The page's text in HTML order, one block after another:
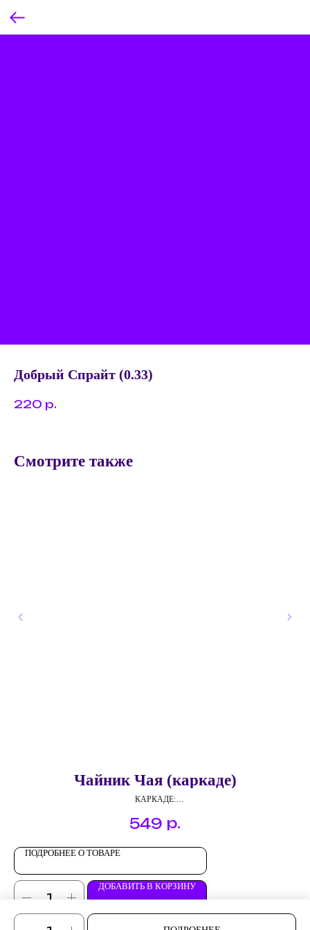
Добрый Спрайт (0.33)
220 р.
Смотрите также
Чайник Чая (каркаде)
КАРКАДЕ:
549 р.
ПОДРОБНЕЕ О ТОВАРЕ
ДОБАВИТЬ В КОРЗИНУ